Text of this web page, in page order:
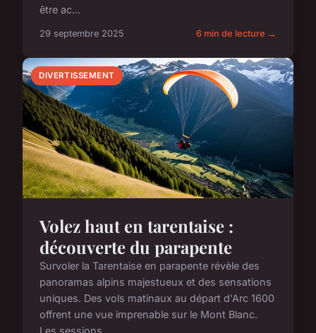
être ac...
29 septembre 2025 6 min de lecture →
DIVERTISSEMENT
Volez haut en tarentaise :
découverte du parapente
Survoler la Tarentaise en parapente révèle des
panoramas alpins majestueux et des sensations
uniques. Des vols matinaux au départ d'Arc 1600
offrent une vue imprenable sur le Mont Blanc.